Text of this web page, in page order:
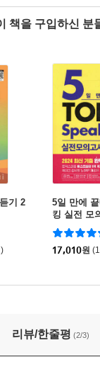
책을 구입하신 분
기 2
5일 만에
킹 실전 모
17,010원
컷
리뷰/한줄평 (2/3)